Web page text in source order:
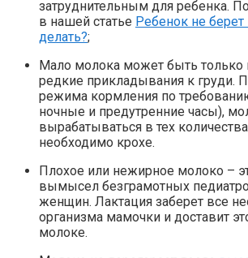
затруднительным для ребенка.
в нашей статье Ребенок не берет
делать?;
Мало молока может быть только
редкие прикладывания к груди.
режима кормления по
ночные и предутренние часы),
вырабатываться в тех
необходимо крохе.
Плохое или нежирное молоко –
вымысел безграмотных
женщин. Лактация заберет все
организма мамочки и доставит
молоке.